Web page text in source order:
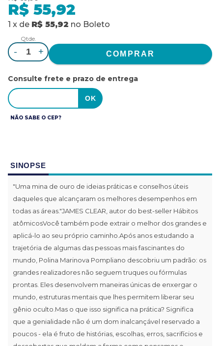
R$ 55,92
1 x de R$ 55,92 no Boleto
Qtde.
- +
Consulte frete e prazo de entrega
NÃO SABE O CEP?
SINOPSE
"Uma mina de ouro de ideias práticas e conselhos úteis
daqueles que alcançaram os melhores desempenhos em
todas as áreas."JAMES CLEAR, autor do best-seller Hábitos
atômicosVocê também pode extrair o melhor dos grandes e
aplicá-lo ao seu próprio caminho.Após anos estudando a
trajetória de algumas das pessoas mais fascinantes do
mundo, Polina Marinova Pompliano descobriu um padrão: os
grandes realizadores não seguem truques ou fórmulas
prontas. Eles desenvolvem maneiras únicas de enxergar o
mundo, estruturas mentais que lhes permitem liberar seu
gênio oculto.Mas o que isso significa na prática? Significa
que a genialidade não é um dom inalcançável reservado a
poucos - ela é fruto de histórias, escolhas, erros, sacrifícios e